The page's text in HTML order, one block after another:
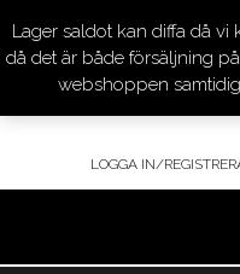
KVALITET –
LOGGA IN/
Lager saldot kan diffa då vi
då det är både försäljning
webshoppen